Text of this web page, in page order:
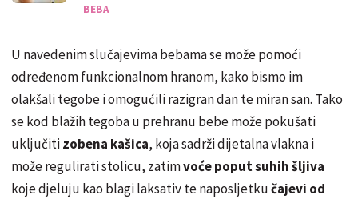
BEBA
U navedenim slučajevima bebama se može pomoći
određenom funkcionalnom hranom, kako bismo im
olakšali tegobe i omogućili razigran dan te miran san. Tako
se kod blažih tegoba u prehranu bebe može pokušati
uključitizobena kašica, koja sadrži dijetalna vlakna i
može regulirati stolicu, zatimvoće poput suhih šljiva
koje djeluju kao blagi laksativ te naposljetkučajevi od